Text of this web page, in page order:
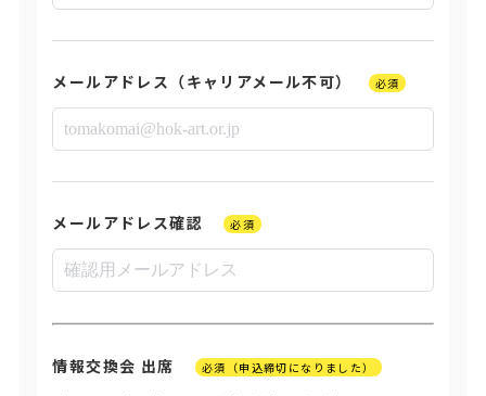
メールアドレス（キャリアメール不可） 必須
メールアドレス確認 必須
情報交換会 出席 必須（申込締切になりました）